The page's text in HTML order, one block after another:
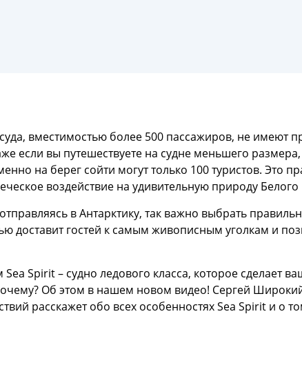
вместимостью более 500 пассажиров, не имеют
если вы путешествуете на судне меньшего
на берег сойти могут только 100 туристов. Это
воздействие на удивительную природу Белого
в Антарктику, так важно выбрать
доставит гостей к самым живописным уголкам и
Spirit – судно ледового класса, которое сделает
Об этом в нашем новом видео! Сергей
расскажет обо всех особенностях Sea Spirit и о